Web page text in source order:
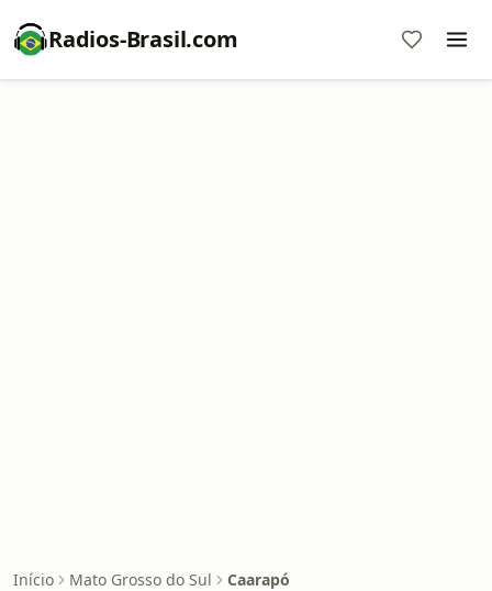
Radios-Brasil.com
Início Mato Grosso do Sul Caarapó